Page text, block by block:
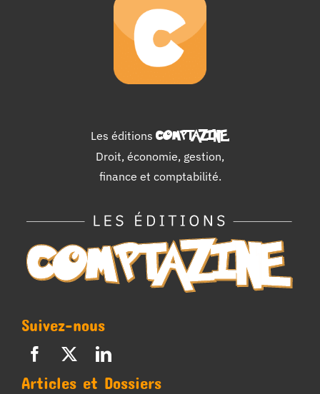
Les éditions COMPTAZINE.
Droit, économie, gestion,
finance et comptabilité.
Suivez-nous
Articles et Dossiers